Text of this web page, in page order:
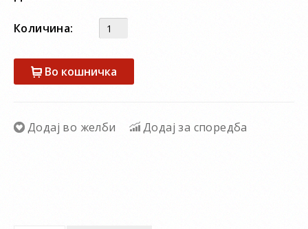
Количина:
Во кошничка
Додај во желби Додај за споредба